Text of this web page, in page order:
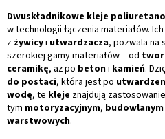
Dwuskładnikowe kleje
w technologii łączenia materiałów.
z żywicyi utwardzacza, pozwala
szerokiej gamy materiałów – od
ceramikę, aż po betoni kamień.
do postaci, która jest po
wodę, te kleje znajdują
tym motoryzacyjnym, budowlanym
warstwowych.